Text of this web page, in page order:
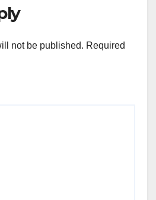
not be published. Required